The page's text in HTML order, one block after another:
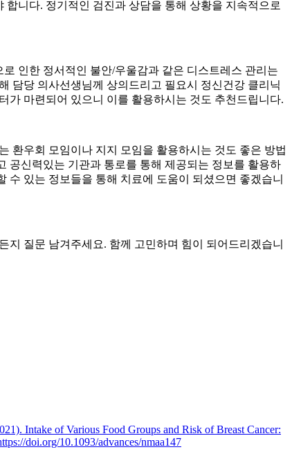
니다. 정기적인 검진과 상담을 통해 상황을 지속적으로
인한 정서적인 불안/우울감과 같은 디스트레스 관리는
담당 의사선생님께 상의드리고 필요시 정신건강 클리닉
가 마련되어 있으니 이를 활용하시는 것도 추천드립니다.
환우회 모임이나 지지 모임을 활용하시는 것도 좋은 방법
공신력있는 기관과 통로를 통해 제공되는 정보를 활용하
있는 정보들을 통해 치료에 도움이 되셨으면 좋겠습니
질문 남겨주세요. 함께 고민하며 힘이 되어드리겠습니
Intake of Various Food Groups and Risk of Breast Cancer:
doi.org/10.1093/advances/nmaa147